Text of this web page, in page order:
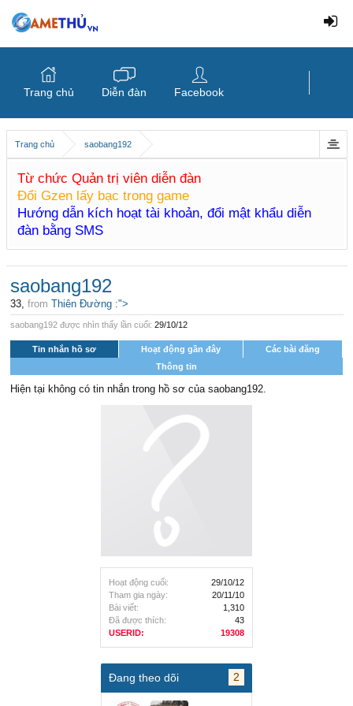
Trang chủ saobang192
Từ chức Quản trị viên diễn đàn
Đổi Gzen lấy bạc trong game
Hướng dẫn kích hoạt tài khoản, đổi mật khẩu diễn
đàn bằng SMS
Hoạt động cuối:
29/10/12
Tham gia ngày:
20/11/10
Bài viết:
1,310
Đã được thích:
43
USERID:
19308
Đang theo dõi 2
saobang192
33, from Thiên Đường :">
saobang192 được nhìn thấy lần cuối: 29/10/12
Tin nhắn hồ sơ Hoạt động gần đây
Các bài đăng
Thông tin
Hiện tại không có tin nhắn trong hồ sơ của saobang192.
Trang chủ Diễn đàn Facebook